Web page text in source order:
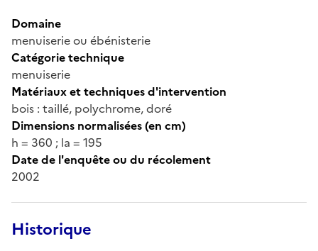
Domaine
menuiserie ou ébénisterie
Catégorie technique
menuiserie
Matériaux et techniques d'intervention
bois : taillé, polychrome, doré
Dimensions normalisées (en cm)
h = 360 ; la = 195
Date de l'enquête ou du récolement
2002
Historique